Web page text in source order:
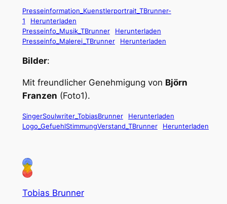
Presseinformation_Kuenstlerportrait_TBrunner-
1
Herunterladen
Presseinfo_Musik_TBrunner
Herunterladen
Presseinfo_Malerei_TBrunner
Herunterladen
Bilder:
Mit freundlicher Genehmigung von Björn
Franzen (Foto1).
SingerSoulwriter_TobiasBrunner
Herunterladen
Logo_GefuehlStimmungVerstand_TBrunner
Herunterladen
Tobias Brunner